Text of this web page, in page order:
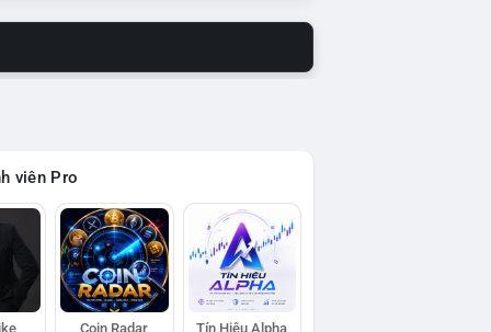
viên Pro
Coin Radar Tín Hiệu Alpha